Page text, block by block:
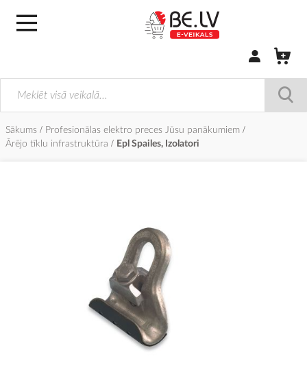
Pierakstīties/
Sākums
Profesionālas elektro preces Jūsu panākumiem
Ārējo tīklu infrastruktūra
Epl Spailes, Izolatori